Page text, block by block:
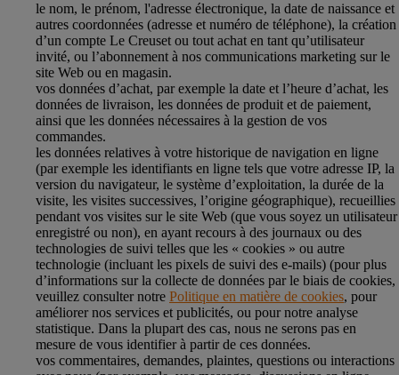
le nom, le prénom, l'adresse électronique, la date de naissance et
autres coordonnées (adresse et numéro de téléphone), la création
d’un compte Le Creuset ou tout achat en tant qu’utilisateur
invité, ou l’abonnement à nos communications marketing sur le
site Web ou en magasin.
vos données d’achat, par exemple la date et l’heure d’achat, les
données de livraison, les données de produit et de paiement,
ainsi que les données nécessaires à la gestion de vos
commandes.
les données relatives à votre historique de navigation en ligne
(par exemple les identifiants en ligne tels que votre adresse IP, la
version du navigateur, le système d’exploitation, la durée de la
visite, les visites successives, l’origine géographique), recueillies
pendant vos visites sur le site Web (que vous soyez un utilisateur
enregistré ou non), en ayant recours à des journaux ou des
technologies de suivi telles que les « cookies » ou autre
technologie (incluant les pixels de suivi des e-mails) (pour plus
d’informations sur la collecte de données par le biais de cookies,
veuillez consulter notre Politique en matière de cookies, pour
améliorer nos services et publicités, ou pour notre analyse
statistique. Dans la plupart des cas, nous ne serons pas en
mesure de vous identifier à partir de ces données.
vos commentaires, demandes, plaintes, questions ou interactions